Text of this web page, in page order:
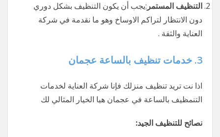
التنظيف المستمر :يجب أن يكون التنظيف بشكل دوري
دون الانتظار لتراكم الاوساخ وهو ما نقدمة في شركة
العناية والثقة .
3. خدمات تنظيف بالساعة عجمان
اذا نت تريد تنظيف منزلك فإنا شركة العناية لخدمات
التنمظيف بالساعة في عجمان هيا الخيار المثالي لك
نصائح للتنظيف الجيد: